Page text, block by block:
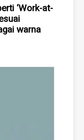
‘Work-at-
warna